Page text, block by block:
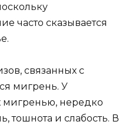
часто сказывается
связанных с
мигрень. У
мигренью, нередко
тошнота и слабость. В